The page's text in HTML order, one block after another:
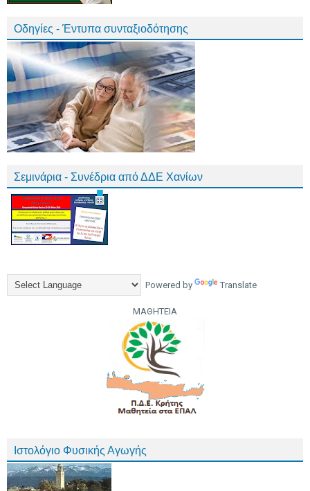
Οδηγίες - Έντυπα συνταξιοδότησης
Σεμινάρια - Συνέδρια από ΔΔΕ Χανίων
Powered by Translate
ΜΑΘΗΤΕΙΑ
Ιστολόγιο Φυσικής Αγωγής